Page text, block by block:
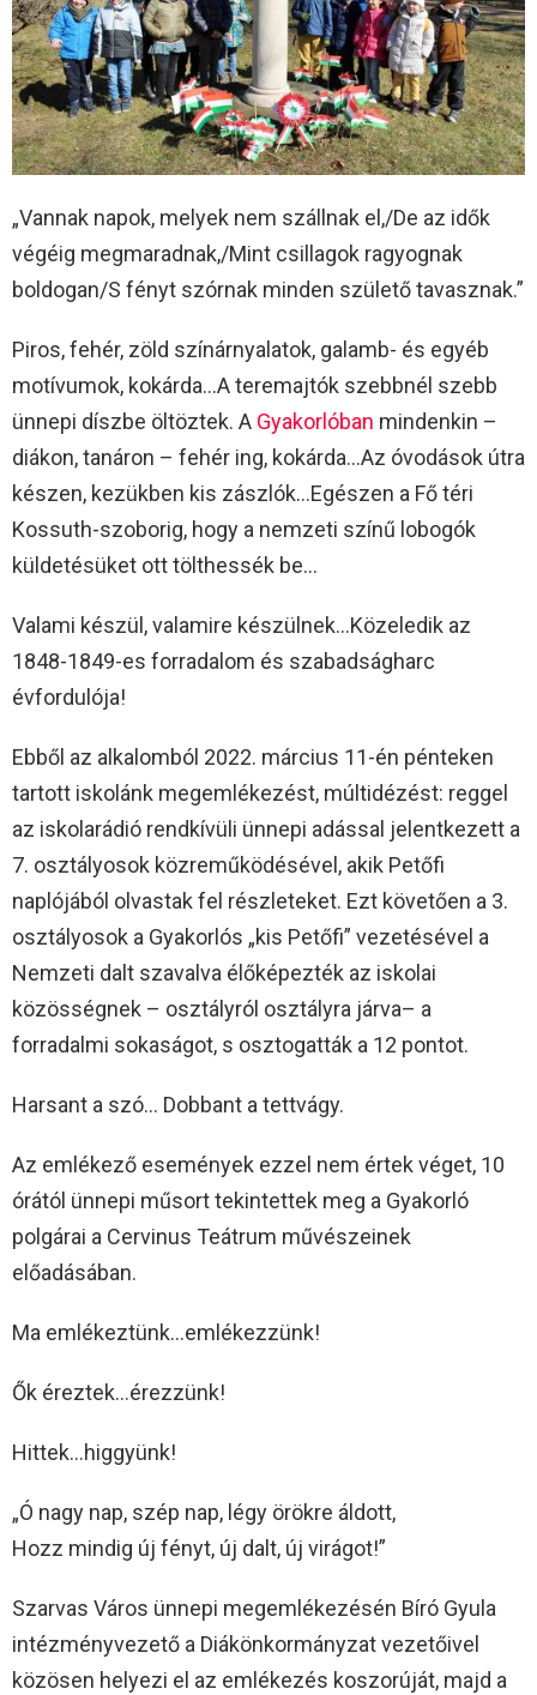
„Vannak napok, melyek nem szállnak el,/De az idők
végéig megmaradnak,/Mint csillagok ragyognak
boldogan/S fényt szórnak minden születő tavasznak.”
Piros, fehér, zöld színárnyalatok, galamb- és egyéb
motívumok, kokárda…A teremajtók szebbnél szebb
ünnepi díszbe öltöztek. A Gyakorlóban mindenkin –
diákon, tanáron – fehér ing, kokárda…Az óvodások útra
készen, kezükben kis zászlók…Egészen a Fő téri
Kossuth-szoborig, hogy a nemzeti színű lobogók
küldetésüket ott tölthessék be…
Valami készül, valamire készülnek…Közeledik az
1848-1849-es forradalom és szabadságharc
évfordulója!
Ebből az alkalomból 2022. március 11-én pénteken
tartott iskolánk megemlékezést, múltidézést: reggel
az iskolarádió rendkívüli ünnepi adással jelentkezett a
7. osztályosok közreműködésével, akik Petőfi
naplójából olvastak fel részleteket. Ezt követően a 3.
osztályosok a Gyakorlós „kis Petőfi” vezetésével a
Nemzeti dalt szavalva élőképezték az iskolai
közösségnek – osztályról osztályra járva– a
forradalmi sokaságot, s osztogatták a 12 pontot.
Harsant a szó… Dobbant a tettvágy.
Az emlékező események ezzel nem értek véget, 10
órától ünnepi műsort tekintettek meg a Gyakorló
polgárai a Cervinus Teátrum művészeinek
előadásában.
Ma emlékeztünk…emlékezzünk!
Ők éreztek…érezzünk!
Hittek…higgyünk!
„Ó nagy nap, szép nap, légy örökre áldott,
Hozz mindig új fényt, új dalt, új virágot!”
Szarvas Város ünnepi megemlékezésén Bíró Gyula
intézményvezető a Diákönkormányzat vezetőivel
közösen helyezi el az emlékezés koszorúját, majd a